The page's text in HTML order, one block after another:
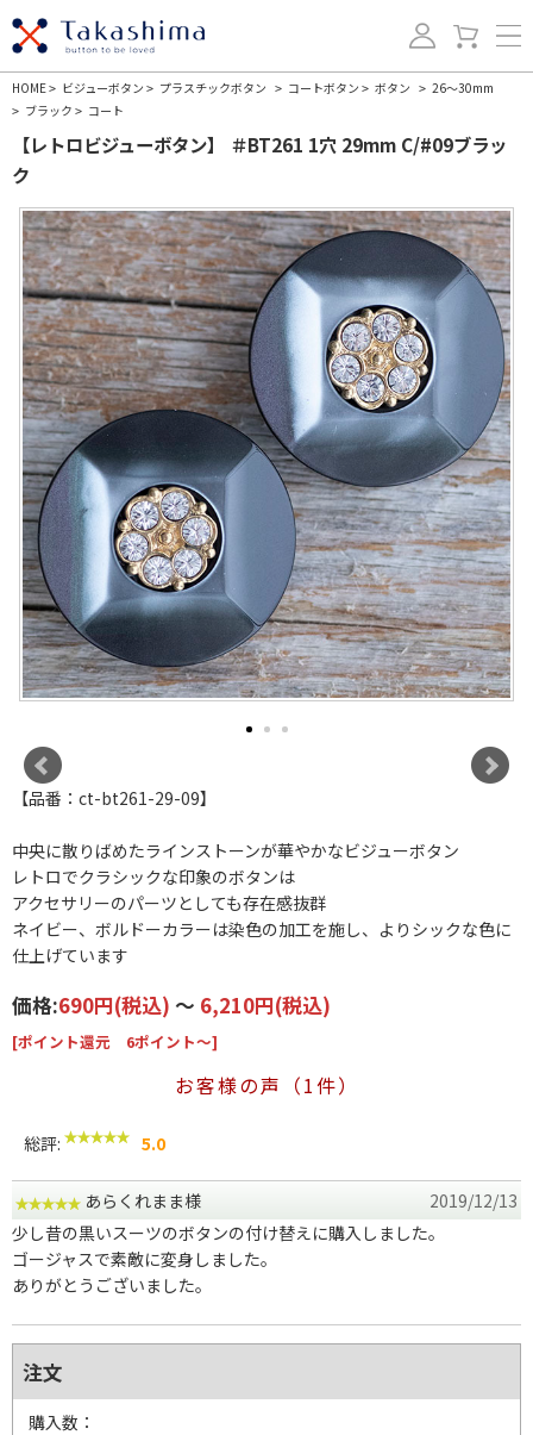
HOME> ビジューボタン > プラスチックボタン > コートボタン > ボタン > 26～30mm
> ブラック > コート
【レトロビジューボタン】 ＃BT261 1穴 29mm C/#09ブラッ
ク
【品番：ct-bt261-29-09】
中央に散りばめたラインストーンが華やかなビジューボタン
レトロでクラシックな印象のボタンは
アクセサリーのパーツとしても存在感抜群
ネイビー、ボルドーカラーは染色の加工を施し、よりシックな色に
仕上げています
価格:690円(税込) ～ 6,210円(税込)
[ポイント還元 6ポイント～]
お客様の声（1件）
総評: 5.0
あらくれまま様
2019/12/13
少し昔の黒いスーツのボタンの付け替えに購入しました。
ゴージャスで素敵に変身しました。
ありがとうございました。
注文
購入数：